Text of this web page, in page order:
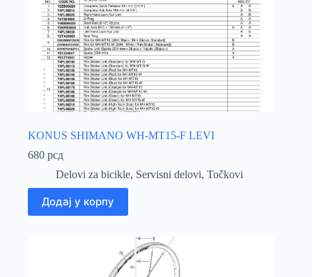
KONUS SHIMANO WH-MT15-F LEVI
680 рсд
Delovi za bicikle, Servisni delovi, Točkovi
Додај у корпу